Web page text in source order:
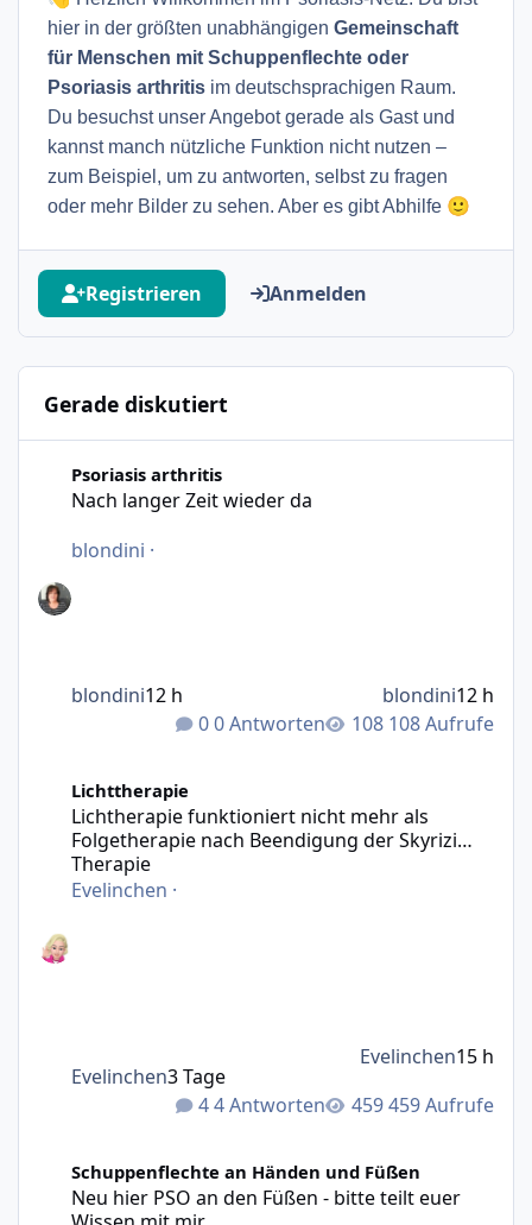
hier in der größten unabhängigen Gemeinschaft
für Menschen mit Schuppenflechte oder
Psoriasis arthritis im deutschsprachigen Raum.
Du besuchst unser Angebot gerade als Gast und
kannst manch nützliche Funktion nicht nutzen –
zum Beispiel, um zu antworten, selbst zu fragen
oder mehr Bilder zu sehen. Aber es gibt Abhilfe 🙂
Registrieren Anmelden
Gerade diskutiert
Psoriasis arthritis
Nach langer Zeit wieder da
blondini ·
0 Antworten 108 Aufrufe
blondini12 h blondini12 h
Lichttherapie
Lichtherapie funktioniert nicht mehr als
Folgetherapie nach Beendigung der Skyrizi
Therapie
Evelinchen ·
4 Antworten 459 Aufrufe
Evelinchen3 Tage
Evelinchen15 h
Schuppenflechte an Händen und Füßen
Neu hier PSO an den Füßen - bitte teilt euer